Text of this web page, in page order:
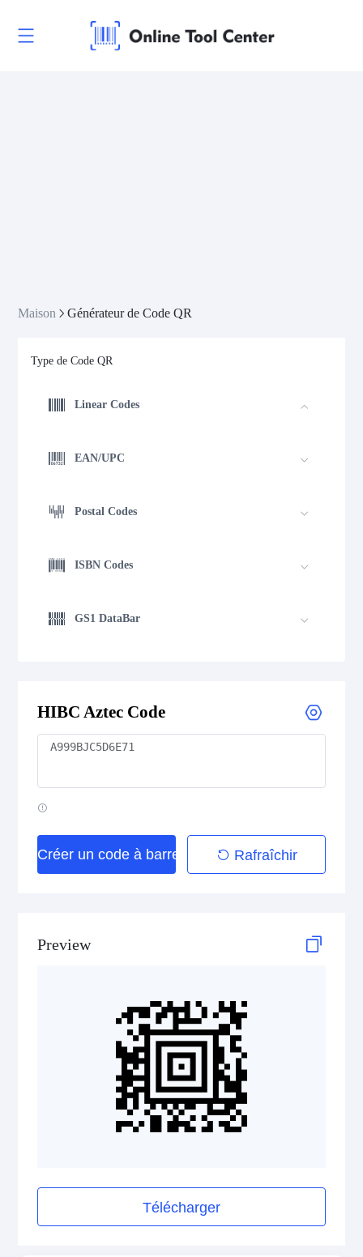
Maison Générateur de Code QR
Type de Code QR
Linear Codes
EAN/UPC
Postal Codes
ISBN Codes
GS1 DataBar
HIBC Code 128
HIBC MicroPDF417
HIBC PDF417
HIBC QR Code
Pharmazentralnummer (PZN)
HIBC Aztec Code
Créer un code à barres Rafraîchir
Preview
Télécharger